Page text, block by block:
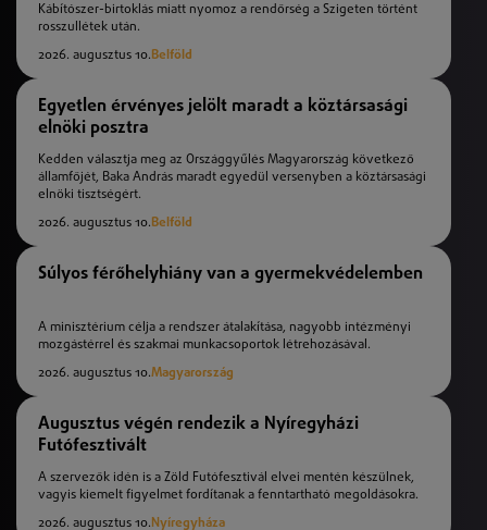
Kábítószer-birtoklás miatt nyomoz a rendőrség a Szigeten történt
rosszullétek után.
2026. augusztus 10.Belföld
Egyetlen érvényes jelölt maradt a köztársasági
elnöki posztra
Kedden választja meg az Országgyűlés Magyarország következő
államfőjét, Baka András maradt egyedül versenyben a köztársasági
elnöki tisztségért.
2026. augusztus 10.Belföld
Súlyos férőhelyhiány van a gyermekvédelemben
A minisztérium célja a rendszer átalakítása, nagyobb intézményi
mozgástérrel és szakmai munkacsoportok létrehozásával.
2026. augusztus 10.Magyarország
Augusztus végén rendezik a Nyíregyházi
Futófesztivált
A szervezők idén is a Zöld Futófesztivál elvei mentén készülnek,
vagyis kiemelt figyelmet fordítanak a fenntartható megoldásokra.
2026. augusztus 10. Nyíregyháza